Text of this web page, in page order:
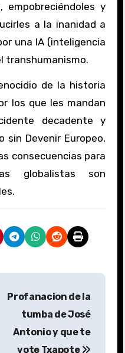
y
a la inanidad a
una IA (inteligencia
transhumanismo.
de la historia
los que les mandan
decadente y
sin Devenir Europeo,
consecuencias para
globalistas son
Profanacion de la
tumba de José
Antonio y que te
vote Txapote